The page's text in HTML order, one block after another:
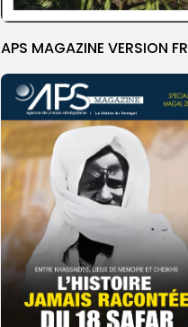
APS MAGAZINE VERSION FR